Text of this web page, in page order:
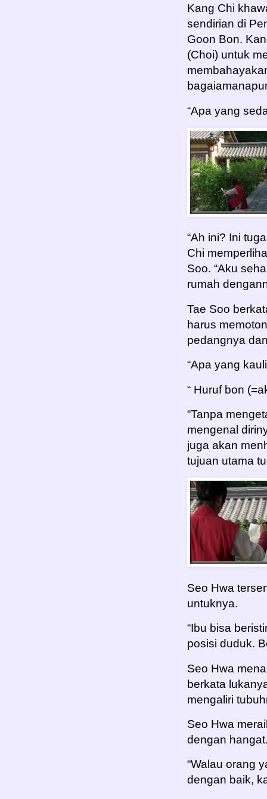
Kang Chi
sendirian di
Goon Bon.
(Choi) untuk
“Apa yang
“Ah ini? Ini
Chi
Soo. “Aku
rumah
Tae Soo
harus
pedangnya
“Apa yang
“ Huruf bon
“Tanpa
mengenal
juga akan
tujuan utama
Seo Hwa
untuknya.
“Ibu bisa
posisi duduk.
Seo Hwa
berkata
mengaliri
Seo Hwa
dengan
“Walau orang
dengan baik,